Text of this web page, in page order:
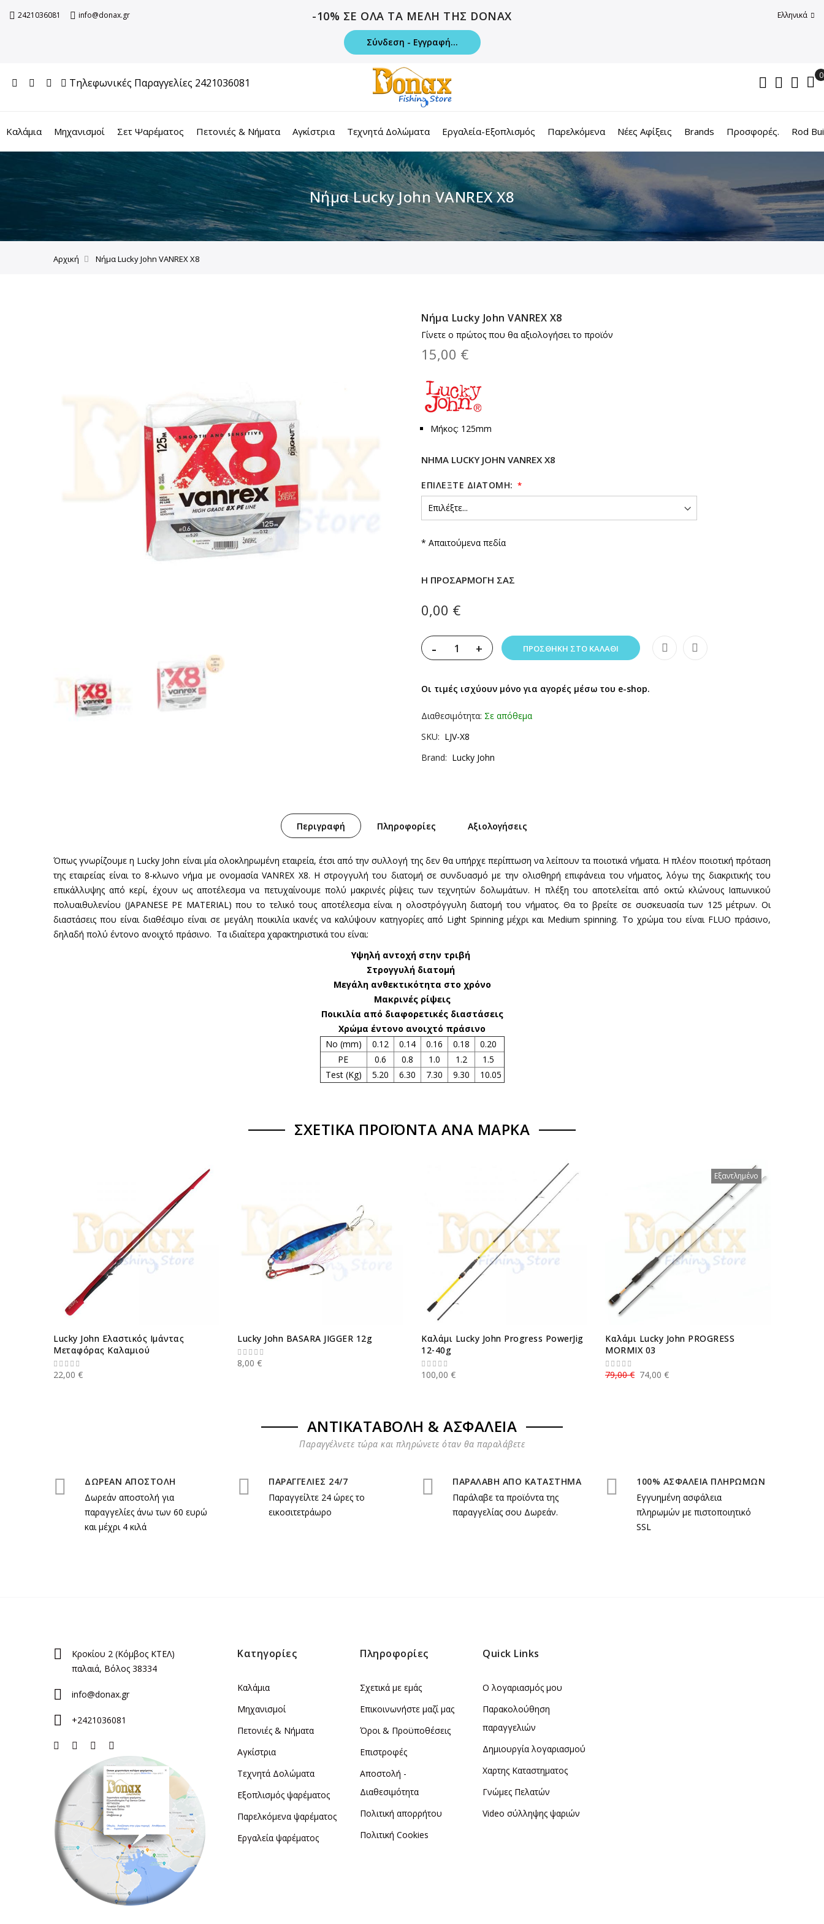
2421036081 info@donax.gr -10% ΣΕ ΟΛΑ ΤΑ ΜΕΛΗ ΤΗΣ DONAX
Σύνδεση - Εγγραφή...
Ελληνικά
Τηλεφωνικές Παραγγελίες 2421036081
Καλάμια Μηχανισμοί Σετ Ψαρέματος Πετονιές & Νήματα Αγκίστρια Τεχνητά Δολώματα Εργαλεία-Εξοπλισμός Παρελκόμενα Νέες Αφίξεις Brands Προσφορές. Rod
Νήμα Lucky John VANREX X8
Αρχική Νήμα Lucky John VANREX X8
Νήμα Lucky John VANREX X8
Γίνετε ο πρώτος που θα αξιολογήσει το προϊόν
15,00 €
Μήκος: 125mm
ΝΉΜΑ LUCKY JOHN VANREX X8
ΕΠΙΛΈΞΤΕ ΔΙΑΤΟΜΉ:
* Απαιτούμενα πεδία
Η ΠΡΟΣΑΡΜΟΓΉ ΣΑΣ
0,00 €
- + ΠΡΟΣΘΉΚΗ ΣΤΟ ΚΑΛΆΘΙ
Οι τιμές ισχύουν μόνο για αγορές μέσω του e-shop.
Διαθεσιμότητα: Σε απόθεμα
SKU
LJV-X8
Brand
Lucky John
Περιγραφή Πληροφορίες Αξιολογήσεις
Όπως γνωρίζουμε η Lucky John είναι μία ολοκληρωμένη εταιρεία, έτσι από την συλλογή της δεν θα υπήρχε περίπτωση να λείπουν τα ποιοτικά νήματα. Η πλέον ποιοτική πρόταση
της εταιρείας είναι το 8-κλωνο νήμα με ονομασία VANREX X8. Η στρογγυλή του διατομή σε συνδυασμό με την ολισθηρή επιφάνεια του νήματος, λόγω της διακριτικής του
επικάλλυψης από κερί, έχουν ως αποτέλεσμα να πετυχαίνουμε πολύ μακρινές ρίψεις των τεχνητών δολωμάτων. Η πλέξη του αποτελείται από οκτώ κλώνους Ιαπωνικού
πολυαιθυλενίου (JAPANESE PE MATERIAL) που το τελικό τους αποτέλεσμα είναι η ολοστρόγγυλη διατομή του νήματος. Θα το βρείτε σε συσκευασία των 125 μέτρων. Οι
διαστάσεις που είναι διαθέσιμο είναι σε μεγάλη ποικιλία ικανές να καλύψουν κατηγορίες από Light Spinning μέχρι και Medium spinning. Το χρώμα του είναι FLUO πράσινο,
δηλαδή πολύ έντονο ανοιχτό πράσινο. Τα ιδιαίτερα χαρακτηριστικά του είναι:
Υψηλή αντοχή στην τριβή
Στρογγυλή διατομή
Μεγάλη ανθεκτικότητα στο χρόνο
Μακρινές ρίψεις
Ποικιλία από διαφορετικές διαστάσεις
Χρώμα έντονο ανοιχτό πράσινο
Νο (mm)
0.12 0.14 0.16 0.18
0.20
PE
0.6 0.8 1.0 1.2
1.5
Test (Kg)
5.20 6.30 7.30 9.30 10.05
ΣΧΕΤΙΚΆ ΠΡΟΪΌΝΤΑ ΑΝΆ ΜΆΡΚΑ
Lucky John Ελαστικός Ιμάντας
Μεταφόρας Καλαμιού
22,00 €
Lucky John BASARA JIGGER 12g
8,00 €
Καλάμι Lucky John Progress PowerJig
12-40g
100,00 €
Εξαντλημένο
Καλάμι Lucky John PROGRESS
MORMIX 03
74,00 €
79,00 €
ΑΝΤΙΚΑΤΑΒΟΛΗ & ΑΣΦΑΛΕΙΑ
Παραγγέλνετε τώρα και πληρώνετε όταν θα παραλάβετε
ΔΩΡΕΑΝ ΑΠΟΣΤΟΛΗ
Δωρεάν αποστολή για
παραγγελίες άνω των 60 ευρώ
και μέχρι 4 κιλά
ΠΑΡΑΓΓΕΛΙΕΣ 24/7
Παραγγείλτε 24 ώρες το
εικοσιτετράωρο
ΠΑΡΑΛΑΒΗ ΑΠΟ ΚΑΤΑΣΤΗΜΑ
Παράλαβε τα προϊόντα της
παραγγελίας σου Δωρεάν.
100% ΑΣΦΑΛΕΙΑ ΠΛΗΡΩΜΩΝ
Εγγυημένη ασφάλεια
πληρωμών με πιστοποιητικό
SSL
Κροκίου 2 (Κόμβος ΚΤΕΛ)
παλαιά, Βόλος 38334
info@donax.gr
+2421036081
Κατηγορίες
Καλάμια
Μηχανισμοί
Πετονιές & Νήματα
Αγκίστρια
Τεχνητά Δολώματα
Εξοπλισμός ψαρέματος
Παρελκόμενα ψαρέματος
Εργαλεία ψαρέματος
Πληροφορίες
Σχετικά με εμάς
Επικοινωνήστε μαζί μας
Όροι & Προϋποθέσεις
Επιστροφές
Αποστολή -
Διαθεσιμότητα
Πολιτική απορρήτου
Πολιτική Cookies
Quick Links
Ο λογαριασμός μου
Παρακολούθηση
παραγγελιών
Δημιουργία λογαριασμού
Χαρτης Καταστηματος
Γνώμες Πελατών
Video σύλληψης ψαριών